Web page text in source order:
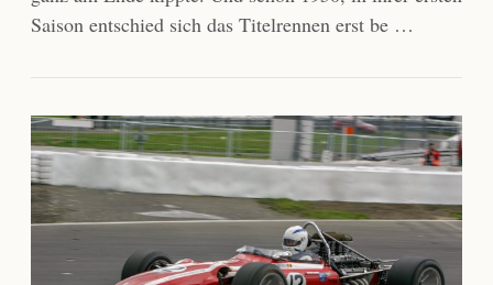
Saison entschied sich das Titelrennen erst be …